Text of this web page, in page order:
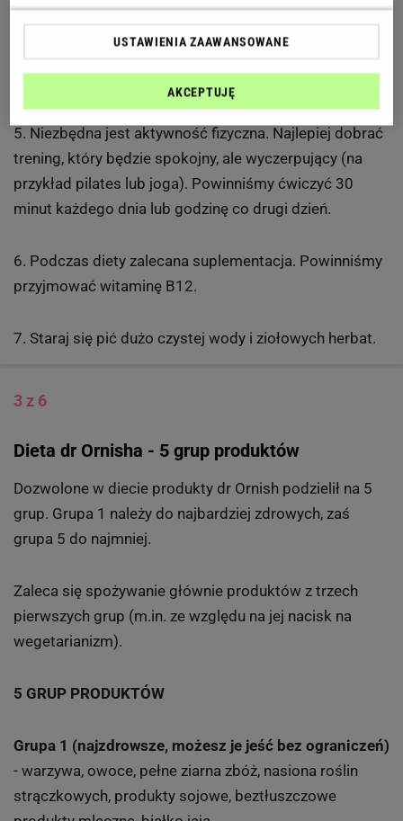
najedzony.
4. Jesz tylko dozwolone produkty - często i w małych
5. Niezbędna jest aktywność fizyczna. Najlepiej dobrać
trening, który będzie spokojny, ale wyczerpujący (na
przykład pilates lub joga). Powinniśmy ćwiczyć 30
minut każdego dnia lub godzinę co drugi dzień.
6. Podczas diety zalecana suplementacja. Powinniśmy
przyjmować witaminę B12.
7. Staraj się pić dużo czystej wody i ziołowych herbat.
3 z 6
Dieta dr Ornisha - 5 grup produktów
Dozwolone w diecie produkty dr Ornish podzielił na 5
grup. Grupa 1 należy do najbardziej zdrowych, zaś
grupa 5 do najmniej.
Zaleca się spożywanie głównie produktów z trzech
pierwszych grup (m.in. ze względu na jej nacisk na
wegetarianizm).
5 GRUP PRODUKTÓW
Grupa 1 (najzdrowsze, możesz je jeść bez ograniczeń)
- warzywa, owoce, pełne ziarna zbóż, nasiona roślin
strączkowych, produkty sojowe, beztłuszczowe
USTAWIENIA ZAAWANSOWANE
AKCEPTUJĘ